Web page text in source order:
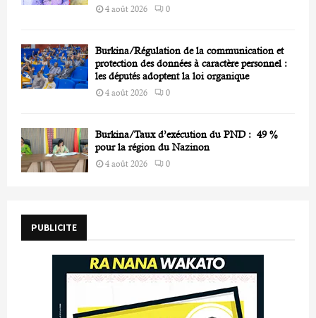
4 août 2026 0
Burkina/Régulation de la communication et
protection des données à caractère personnel :
les députés adoptent la loi organique
4 août 2026 0
Burkina/Taux d’exécution du PND : 49 %
pour la région du Nazinon
4 août 2026 0
PUBLICITE